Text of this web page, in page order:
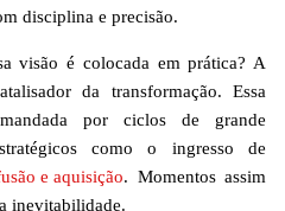
disciplina e precisão.
visão é colocada em prática? A
da transformação. Essa
por ciclos de grande
como o ingresso de
e aquisição. Momentos assim
inevitabilidade.